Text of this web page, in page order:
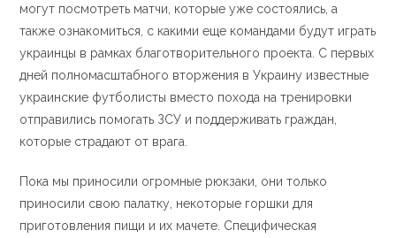
могут посмотреть матчи, которые уже состоялись, а
также ознакомиться, с какими еще командами будут играть
украинцы в рамках благотворительного проекта. С первых
дней полномасштабного вторжения в Украину известные
украинские футболисты вместо похода на тренировки
отправились помогать ЗСУ и поддерживать граждан,
которые страдают от врага.
Пока мы приносили огромные рюкзаки, они только
приносили свою палатку, некоторые горшки для
приготовления пищи и их мачете. Специфическая